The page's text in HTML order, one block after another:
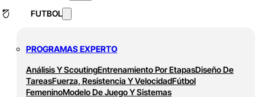
FUTBOL
PROGRAMAS EXPERTO
Análisis Y ScoutingEntrenamiento Por EtapasDiseño De
TareasFuerza, Resistencia Y VelocidadFútbol
FemeninoModelo De Juego Y Sistemas